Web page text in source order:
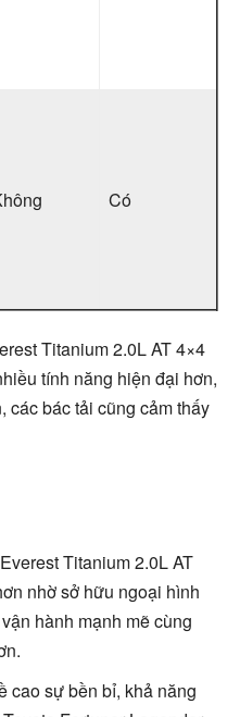
Có
Titanium 2.0L AT 4×4
tính năng hiện đại hơn,
các bác tải cũng cảm thấy
Titanium 2.0L AT
nhờ sở hữu ngoại hình
hành mạnh mẽ cùng
cao sự bền bỉ, khả năng